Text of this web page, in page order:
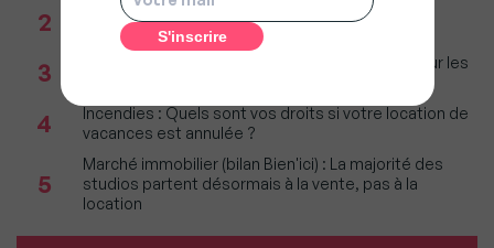
2
Réseau immobilier : iad franchit le cap des 600
millions d'euros de chiffre d'affaires
3
Immobilier : Ce que l’AI Act change vraiment pour les
4
Incendies : Quels sont vos droits si votre location de
vacances est annulée ?
5
Marché immobilier (bilan Bien'ici) : La majorité des
studios partent désormais à la vente, pas à la
location